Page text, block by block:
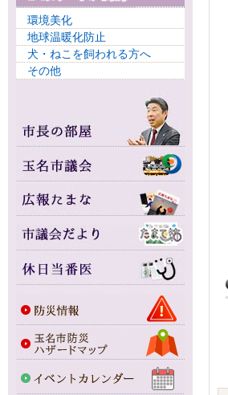
環境美化
地球温暖化防止
犬・ねこを飼われる方へ
その他